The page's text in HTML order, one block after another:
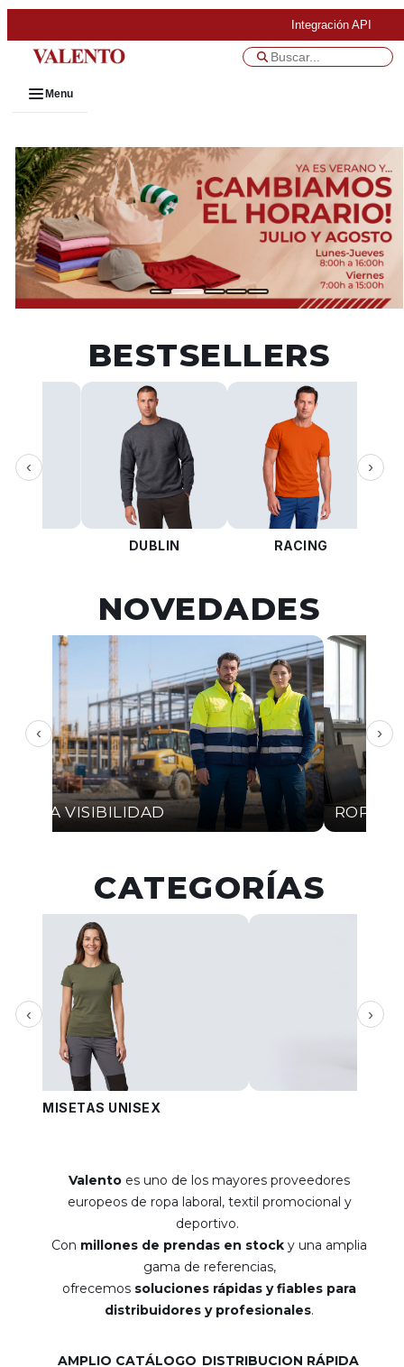
Integración API
Menu
BESTSELLERS
‹
DUBLIN RACING
›
NOVEDADES
‹
ALTA VISIBILIDAD ROPA
›
CATEGORÍAS
‹
CAMISETAS UNISEX
›
Valento es uno de los mayores proveedores
europeos de ropa laboral, textil promocional y
deportivo.
Con millones de prendas en stock y una amplia
gama de referencias,
ofrecemos soluciones rápidas y fiables para
distribuidores y profesionales.
AMPLIO CATÁLOGO DISTRIBUCION RÁPIDA